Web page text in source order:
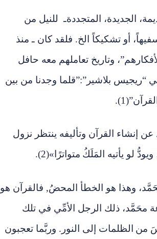
الجديدة، المتجددةـ للنيل من
أو تشكيكاً الخ. فلقد كان ـ منذ
وتاريخ تعاملهم معه حافل
“ريجيس بلاشير”:”قلما وجدنا من بين
عن إنشاء القرآن وتأليفه ينتظر نزول
لو يأتيه المَلَكُ متواترًا»(2).
وهذا هو الخطأ المحضُ, فالقرآن هو
ذلك الرجل الأمِّي في تلك
من الظلمات إلى النور. وربَّما تعجبون